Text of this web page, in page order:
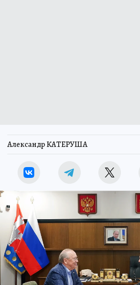
Александр КАТЕРУША